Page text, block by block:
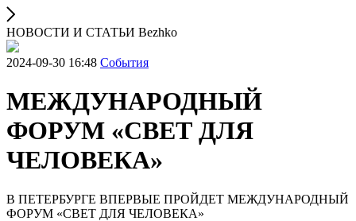
НОВОСТИ И СТАТЬИ Bezhko
2024-09-30 16:48 Cобытия
МЕЖДУНАРОДНЫЙ
ФОРУМ «СВЕТ ДЛЯ
ЧЕЛОВЕКА»
В ПЕТЕРБУРГЕ ВПЕРВЫЕ ПРОЙДЕТ МЕЖДУНАРОДНЫЙ
ФОРУМ «СВЕТ ДЛЯ ЧЕЛОВЕКА»